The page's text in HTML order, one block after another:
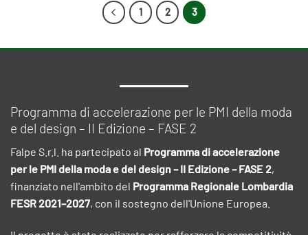
1 2 3
Programma di accelerazione per le PMI della moda
e del design – II Edizione – FASE 2
Falpe S.r.l. ha partecipato al Programma di accelerazione
per le PMI della moda e del design – II Edizione – FASE 2,
finanziato nell'ambito del Programma Regionale Lombardia
FESR 2021–2027, con il sostegno dell'Unione Europea.